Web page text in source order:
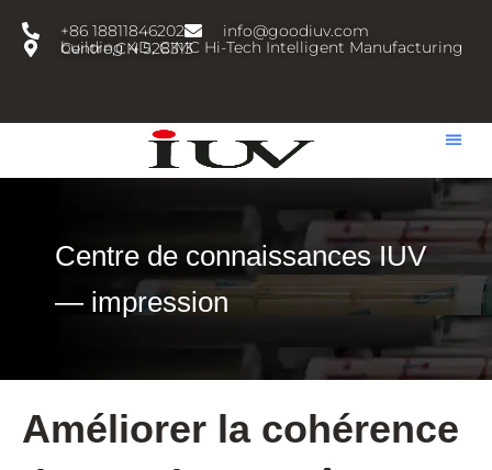
+86 18811846202
info@goodiuv.com
building 4D, CIMC Hi-Tech Intelligent Manufacturing Centre,CN 528313
Centre de connaissances IUV
— impression
Améliorer la cohérence